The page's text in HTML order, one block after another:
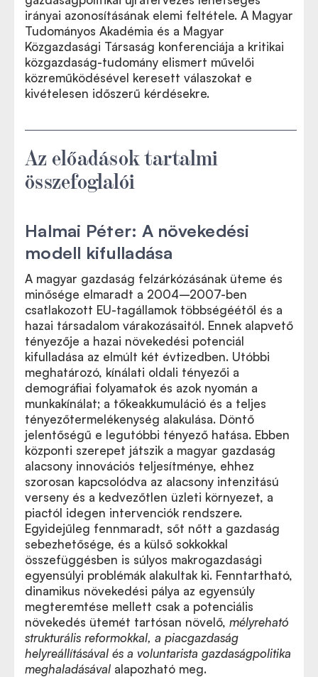
irányai azonosításának elemi feltétele. A Magyar
Tudományos Akadémia és a Magyar
Közgazdasági Társaság konferenciája a kritikai
közgazdaság-tudomány elismert művelői
közreműködésével keresett válaszokat e
kivételesen időszerű kérdésekre.
Az előadások tartalmi
összefoglalói
Halmai Péter: A növekedési
modell kifulladása
A magyar gazdaság felzárkózásának üteme és
minősége elmaradt a 2004–2007-ben
csatlakozott EU-tagállamok többségéétől és a
hazai társadalom várakozásaitól. Ennek alapvető
tényezője a hazai növekedési potenciál
kifulladása az elmúlt két évtizedben. Utóbbi
meghatározó, kínálati oldali tényezői a
demográfiai folyamatok és azok nyomán a
munkakínálat; a tőkeakkumuláció és a teljes
tényezőtermelékenység alakulása. Döntő
jelentőségű e legutóbbi tényező hatása. Ebben
központi szerepet játszik a magyar gazdaság
alacsony innovációs teljesítménye, ehhez
szorosan kapcsolódva az alacsony intenzitású
verseny és a kedvezőtlen üzleti környezet, a
piactól idegen intervenciók rendszere.
Egyidejűleg fennmaradt, sőt nőtt a gazdaság
sebezhetősége, és a külső sokkokkal
összefüggésben is súlyos makrogazdasági
egyensúlyi problémák alakultak ki. Fenntartható,
dinamikus növekedési pálya az egyensúly
megteremtése mellett csak a potenciális
növekedés ütemét tartósan növelő, mélyreható
strukturális reformokkal, a piacgazdaság
helyreállításával és a voluntarista gazdaságpolitika
meghaladásával alapozható meg.